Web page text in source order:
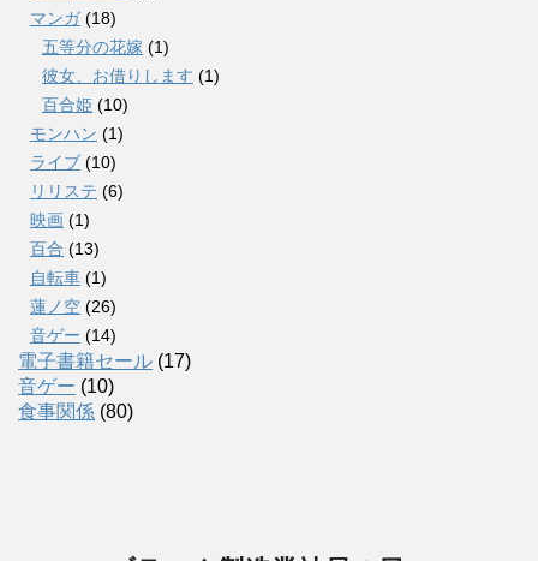
マンガ(18)
五等分の花嫁 (1)
彼女、お借りします (1)
百合姫 (10)
モンハン (1)
ライブ (10)
リリステ (6)
映画 (1)
百合 (13)
自転車 (1)
蓮ノ空 (26)
音ゲー (14)
電子書籍セール (17)
音ゲー (10)
食事関係 (80)